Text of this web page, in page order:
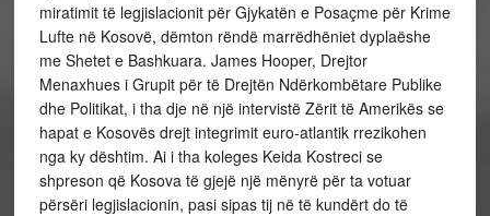
miratimit të legjislacionit për Gjykatën e Posaçme për Krime
Lufte në Kosovë, dëmton rëndë marrëdhëniet dyplaëshe
me Shetet e Bashkuara. James Hooper, Drejtor
Menaxhues i Grupit për të Drejtën Ndërkombëtare Publike
dhe Politikat, i tha dje në një intervistë Zërit të Amerikës se
hapat e Kosovës drejt integrimit euro-atlantik rrezikohen
nga ky dështim. Ai i tha koleges Keida Kostreci se
shpreson që Kosova të gjejë një mënyrë për ta votuar
përsëri legjislacionin, pasi sipas tij në të kundërt do të